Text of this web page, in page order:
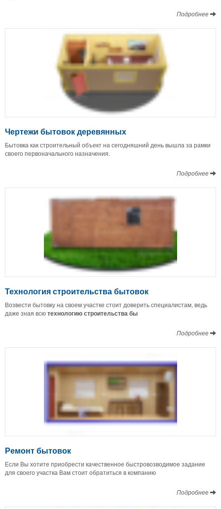
Подробнее
Чертежи бытовок деревянных
Бытовка как строительный объект на сегодняшний день вышла за рамки
своего первоначального назначения.
Подробнее
Технология строительства бытовок
Возвести бытовку на своем участке стоит доверить специалистам, ведь
даже зная всютехнологию строительства бы
Подробнее
Ремонт бытовок
Если Вы хотите приобрести качественное быстровозводимое задание
для своего участка Вам стоит обратиться в компанию
Подробнее